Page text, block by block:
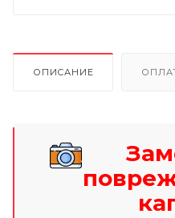
ОПИСАНИЕ